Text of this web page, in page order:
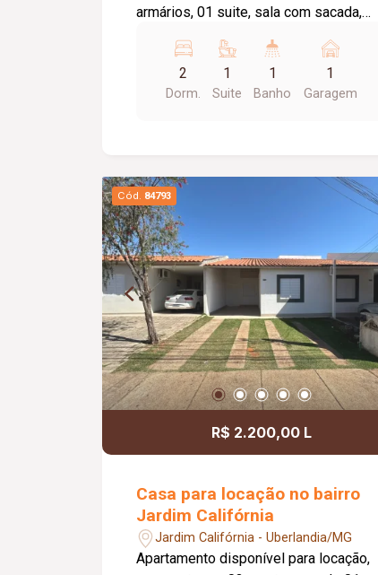
armários, 01 suite, sala com sacada,
com box e armário, área de serviço com
armário, elevador privativo, 01 vaga de
estacionamento, portaria 24 horas,
espaço verde.Valor de condomínio
Incluso no valor do aluguel.
2
Dorm.
1
Suite
1
Banho
1
Garagem
Cód. 84793
R$ 2.200,00 L
Casa para locação no bairro
Jardim Califórnia
Jardim Califórnia - Uberlandia/MG
Apartamento disponível para locação,